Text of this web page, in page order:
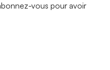
vous pour avoir